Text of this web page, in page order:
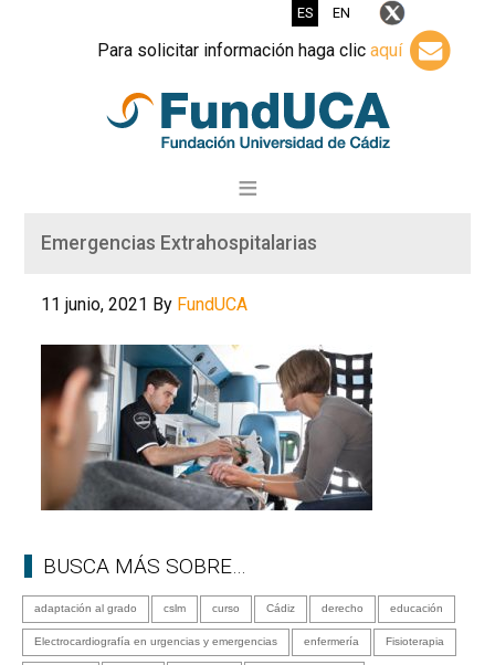
ES EN
Para solicitar información haga clic aquí
Emergencias Extrahospitalarias
11 junio, 2021 By FundUCA
BUSCA MÁS SOBRE…
adaptación al grado cslm curso Cádiz derecho educación
Electrocardiografía en urgencias y emergencias enfermería Fisioterapia